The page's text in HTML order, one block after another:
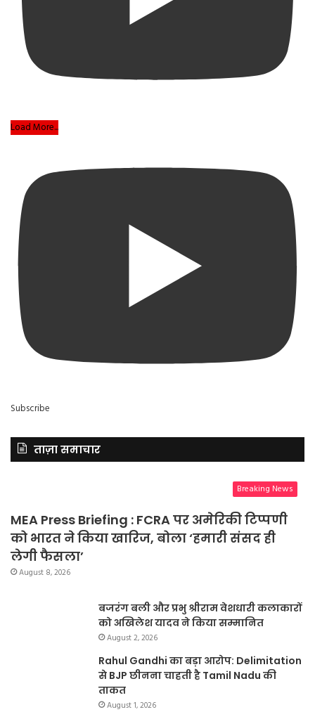
Load More...
Subscribe
ताज़ा समाचार
Breaking News
MEA Press Briefing : FCRA पर अमेरिकी टिप्पणी
को भारत ने किया खारिज, बोला ‘हमारी संसद ही
लेगी फैसला’
August 8, 2026
बजरंग बली और प्रभु श्रीराम वेशधारी कलाकारों
को अखिलेश यादव ने किया सम्मानित
August 2, 2026
Rahul Gandhi का बड़ा आरोप: Delimitation
से BJP छीनना चाहती है Tamil Nadu की
ताकत
August 1, 2026